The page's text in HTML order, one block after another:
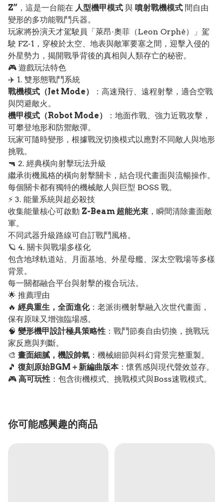
Z” ，這是一台能在 人型機甲模式 與 噴射戰機模式 間自由
變形的多功能戰鬥兵器。
玩家將扮演天才駕駛員「萊昂·奧菲（Leon Orphé）」駕
駛 FZ-1，穿梭於太空、地表與敵軍要塞之間，迎擊入侵的
外星勢力，揭開戰爭背後的真相與人類存亡的秘密。
🎮 遊戲玩法特色
✈️ 1. 雙形態戰鬥系統
戰機模式（Jet Mode）
：高速飛行、遠程射擊，適合空戰
與閃避敵火。
機甲模式（Robot Mode）
：地面作戰、強力近戰攻擊，
可攀登地形和防禦敵彈。
玩家可隨時變形，根據戰況切換模式以應對不同敵人與地形
挑戰。
🔫 2. 經典橫向射擊玩法升級
繼承街機風格的橫向射擊關卡，結合現代畫面與流暢操作。
每個關卡都有獨特的機械敵人與巨型 BOSS 戰。
⚡ 3. 能量系統與超必殺技
收集能量核心可啟動 Z-Beam 超能光束 ，瞬間清除畫面敵
軍。
不同武器升級路線可自訂戰鬥風格。
🪐 4. 關卡與戰場多樣化
包含地球軌道站、月面基地、外星母艦、深太空戰場等多樣
背景。
每一關都融合平台與射擊的複合玩法。
🌟 推薦理由
🔥 經典重生，全面進化：老派街機射擊融入次世代畫面，
保有原味又增強臨場感。
🧠 變形機甲設計極具策略性 ：戰鬥節奏自由切換，挑戰玩
家反應與判斷。
🎨 畫面細膩，機設帥氣 ：機械細節與科幻背景完整重製。
🎵 復刻原始BGM＋新編曲版本：懷舊感與現代聲效並存。
🎮 高可玩性 ：包含街機模式、挑戰模式與Boss速戰模式。
你可能感興趣的商品